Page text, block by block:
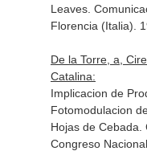
Leaves.
Florencia (Italia).
De la Torre, a,
Catalina:
Implicacion de
Fotomodulacion
Hojas de Cebada.
Congreso